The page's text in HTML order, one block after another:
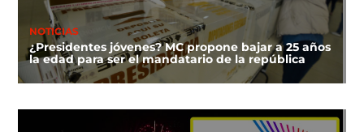
NOTICIAS
¿Presidentes jóvenes? MC propone bajar a 25 años
la edad para ser el mandatario de la república